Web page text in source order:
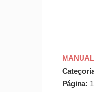
Página: